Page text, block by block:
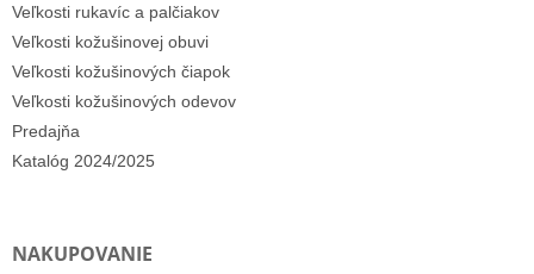
Veľkosti rukavíc a palčiakov
Veľkosti kožušinovej obuvi
Veľkosti kožušinových čiapok
Veľkosti kožušinových odevov
Predajňa
Katalóg 2024/2025
NAKUPOVANIE